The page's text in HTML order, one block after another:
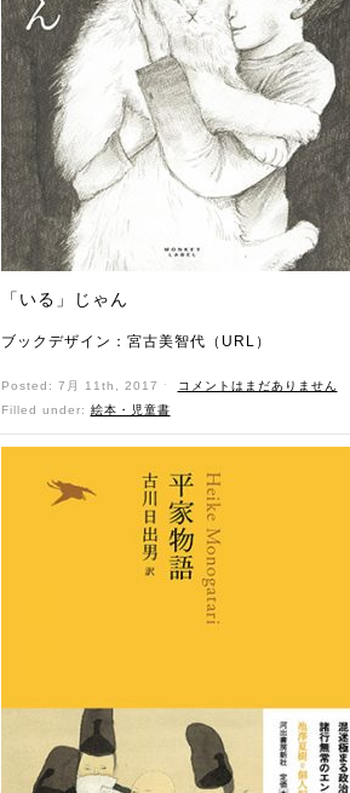
「いる」じゃん
ブックデザイン：宮古美智代（URL）
Posted: 7月 11th, 2017 ˑ
コメントはまだありません
Filled under: 絵本・児童書